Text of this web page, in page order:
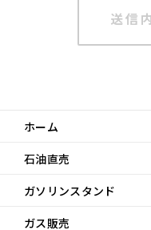
ホーム
石油直売
ガソリンスタンド
ガス販売